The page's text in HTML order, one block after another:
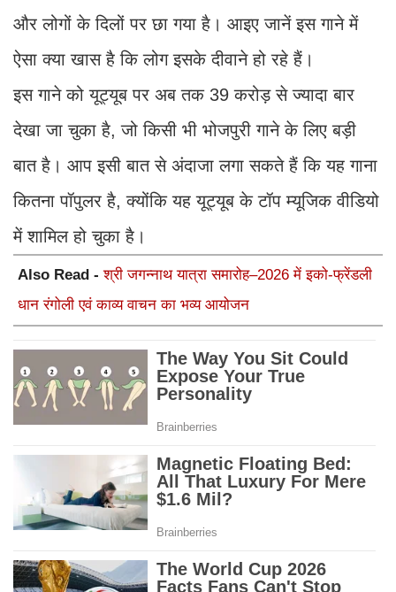
और लोगों के दिलों पर छा गया है। आइए जानें इस गाने में
ऐसा क्या खास है कि लोग इसके दीवाने हो रहे हैं।
इस गाने को यूट्यूब पर अब तक 39 करोड़ से ज्यादा बार
देखा जा चुका है, जो किसी भी भोजपुरी गाने के लिए बड़ी
बात है। आप इसी बात से अंदाजा लगा सकते हैं कि यह गाना
कितना पॉपुलर है, क्योंकि यह यूट्यूब के टॉप म्यूजिक वीडियो
में शामिल हो चुका है।
Also Read -श्री जगन्नाथ यात्रा समारोह–2026 में इको-फ्रेंडली
धान रंगोली एवं काव्य वाचन का भव्य आयोजन